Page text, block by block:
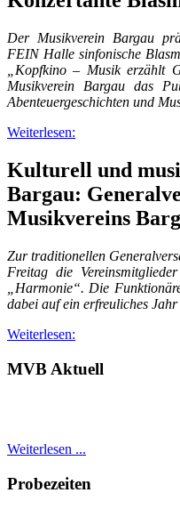
Der Musikverein Bargau
FEIN Halle sinfonische
„Kopfkino – Musik erzählt
Musikverein Bargau das
Abenteuergeschichten und
Weiterlesen:
Kulturell und
Bargau:
Musikvereins
Zur traditionellen
Freitag die
„Harmonie“. Die
dabei auf ein erfreuliches
Weiterlesen:
MVB Aktuell
Weiterlesen ...
Probezeiten